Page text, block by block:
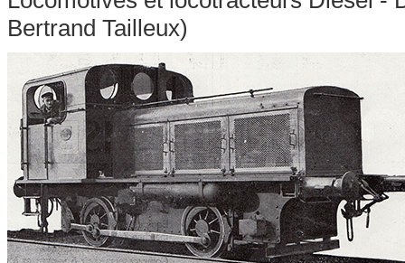
Bertrand Tailleux)